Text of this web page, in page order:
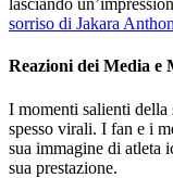
lasciando
sorriso di Jakara
Reazioni dei Media e
I momenti salienti della
spesso virali. I fan e i
sua immagine di atleta
sua prestazione.